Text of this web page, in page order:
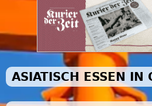
ASIATISCH ESSEN IN